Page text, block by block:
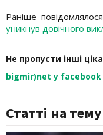
Раніше
уникнув довічного
Не пропусти інші
bigmir)net у facebook
Статті на тему